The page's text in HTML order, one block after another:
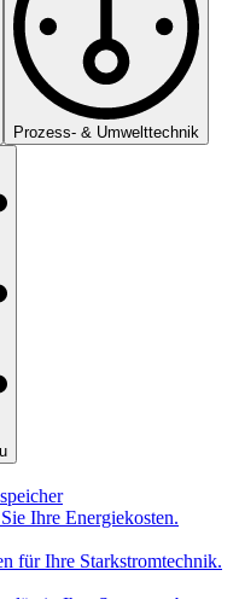
Prozess- & Umwelttechnik
Ihre Energiekosten.
für Ihre Starkstromtechnik.